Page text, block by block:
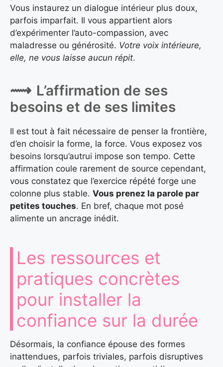
Vous instaurez un dialogue intérieur plus doux,
parfois imparfait. Il vous appartient alors
d’expérimenter l’auto-compassion, avec
maladresse ou générosité. Votre voix intérieure,
elle, ne vous laisse aucun répit.
L’affirmation de ses
besoins et de ses limites
Il est tout à fait nécessaire de penser la frontière,
d’en choisir la forme, la force. Vous exposez vos
besoins lorsqu’autrui impose son tempo. Cette
affirmation coule rarement de source cependant,
vous constatez que l’exercice répété forge une
colonne plus stable. Vous prenez la parole par
petites touches. En bref, chaque mot posé
alimente un ancrage inédit.
Les ressources et
pratiques concrètes
pour installer la
confiance sur la durée
Désormais, la confiance épouse des formes
inattendues, parfois triviales, parfois disruptives